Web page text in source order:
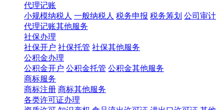
代理记账
小规模纳税人 一般纳税人 税务申报 税务筹划 公司审计
代理记账其他服务
社保办理
社保开户 社保托管 社保其他服务
公积金办理
公积金开户 公积金托管 公积金其他服务
商标服务
商标注册 商标其他服务
各类许可证办理